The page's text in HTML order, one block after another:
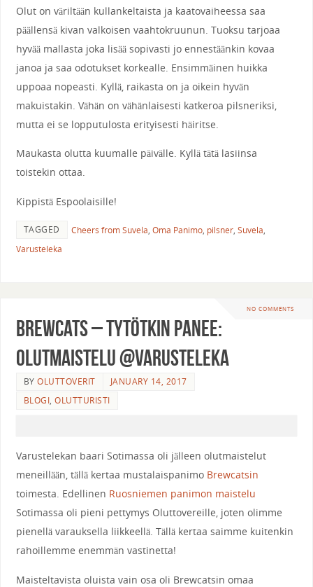
Olut on väriltään kullankeltaista ja kaatovaiheessa saa
päällensä kivan valkoisen vaahtokruunun. Tuoksu tarjoaa
hyvää mallasta joka lisää sopivasti jo ennestäänkin kovaa
janoa ja saa odotukset korkealle. Ensimmäinen huikka
uppoaa nopeasti. Kyllä, raikasta on ja oikein hyvän
makuistakin. Vähän on vähänlaisesti katkeroa pilsneriksi,
mutta ei se lopputulosta erityisesti häiritse.
Maukasta olutta kuumalle päivälle. Kyllä tätä lasiinsa
toistekin ottaa.
Kippistä Espoolaisille!
TAGGED Cheers from Suvela, Oma Panimo, pilsner, Suvela,
Varusteleka
NO COMMENTS
Brewcats – Tytötkin panee:
olutmaistelu @Varusteleka
BYOLUTTOVERIT
JANUARY 14, 2017
BLOGI,OLUTTURISTI
Varustelekan baari Sotimassa oli jälleen olutmaistelut
meneillään, tällä kertaa mustalaispanimo Brewcatsin
toimesta. Edellinen Ruosniemen panimon maistelu
Sotimassa oli pieni pettymys Oluttovereille, joten olimme
pienellä varauksella liikkeellä. Tällä kertaa saimme kuitenkin
rahoillemme enemmän vastinetta!
Maisteltavista oluista vain osa oli Brewcatsin omaa